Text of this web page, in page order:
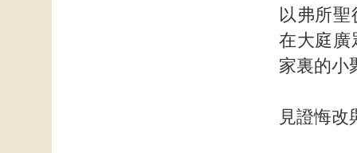
以弗所
在大庭廣
家裏的小
見證悔改